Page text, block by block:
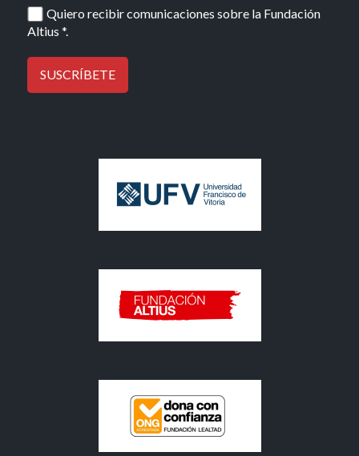
Quiero recibir comunicaciones sobre la Fundación
Altius *.